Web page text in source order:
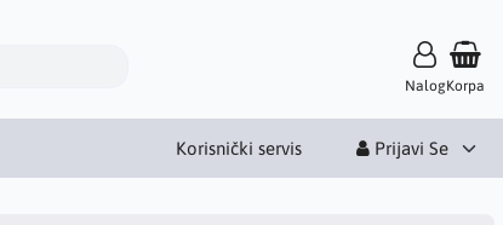
NalogKorpa
Korisnički servis Prijavi Se